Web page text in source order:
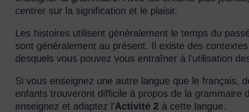
centrer sur la signification et le plaisir.
Les histoires utilisent généralement le temps du
sont généralement au présent. Il existe des
desquels vous pouvez vous entraîner à l'utilisation
Si vous enseignez une autre langue que le français,
enfants trouveront difficile à propos de la grammaire
enseignez et adaptez l’Activité 2 à cette langue.